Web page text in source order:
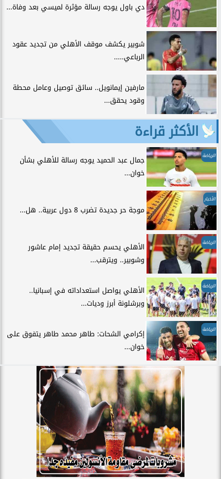
دي باول يوجه رسالة مؤثرة لميسي بعد وفاة...
شوبير يكشف موقف الأهلي من تجديد عقود
الرباعي.....
مارفين إيمانويل.. سائق توصيل وعامل محطة
وقود يحقق...
الأكثر قراءة
الرياضة
جمال عبد الحميد يوجه رسالة للأهلي بشأن
خوان...
الأخبار
موجة حر جديدة تضرب 8 دول عربية.. هل...
الرياضة
الأهلي يحسم حقيقة تجديد إمام عاشور
وشوبير.. ويترقب...
الرياضة
الأهلي يواصل استعداداته في إسبانيا..
وبرشلونة أبرز وديات...
الرياضة
إكرامي الشحات: طاهر محمد طاهر يتفوق على
خوان...